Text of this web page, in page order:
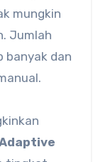
mungkin
Jumlah
banyak dan